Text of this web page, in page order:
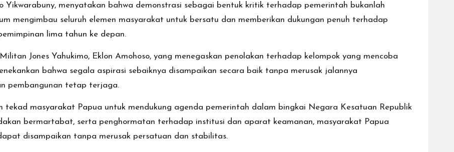
Yikwarabuny, menyatakan bahwa demonstrasi sebagai bentuk kritik terhadap pemerintah bukanlah
mengimbau seluruh elemen masyarakat untuk bersatu dan memberikan dukungan penuh terhadap
lima tahun ke depan.
Jones Yahukimo, Eklon Amohoso, yang menegaskan penolakan terhadap kelompok yang mencoba
bahwa segala aspirasi sebaiknya disampaikan secara baik tanpa merusak jalannya
pembangunan tetap terjaga.
tekad masyarakat Papua untuk mendukung agenda pemerintah dalam bingkai Negara Kesatuan Republik
bermartabat, serta penghormatan terhadap institusi dan aparat keamanan, masyarakat Papua
disampaikan tanpa merusak persatuan dan stabilitas.